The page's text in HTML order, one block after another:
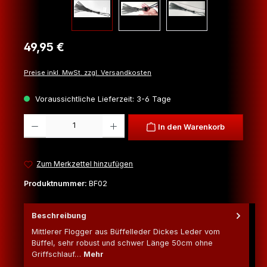
Regulärer Preis:
49,95 €
Preise inkl. MwSt. zzgl. Versandkosten
Voraussichtliche Lieferzeit: 3-6 Tage
In den Warenkorb
Zum Merkzettel hinzufügen
Produktnummer: BF02
Beschreibung
Mittlerer Flogger aus Büffelleder Dickes Leder vom
Büffel, sehr robust und schwer Länge 50cm ohne
Griffschlauf… Mehr